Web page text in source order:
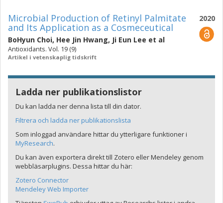
2020
Microbial Production of Retinyl Palmitate
and Its Application as a Cosmeceutical
BoHyun Choi, Hee Jin Hwang, Ji Eun Lee et al
Antioxidants. Vol. 19 (9)
Artikel i vetenskaplig tidskrift
Ladda ner publikationslistor
Du kan ladda ner denna lista till din dator.
Filtrera och ladda ner publikationslista
Som inloggad användare hittar du ytterligare funktioner i
MyResearch.
Du kan även exportera direkt till Zotero eller Mendeley genom
webbläsarplugins. Dessa hittar du här:
Zotero Connector
Mendeley Web Importer